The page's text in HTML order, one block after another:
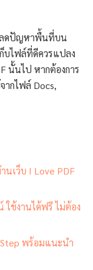
ลดปัญหาพื้นที่บน
บไฟล์ที่ดีควรแปลง
นั้นไป หากต้องการ
ากไฟล์ Docs,
นเว็บ I Love PDF
ใช้งานได้ฟรี ไม่ต้อง
พร้อมแนะนำ